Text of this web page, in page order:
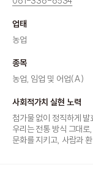
업태
농업
종목
농업, 임업 및 어업(A)
사회적가치 실현 노력
첨가물 없이 정직하게
우리는 전통 방식 그대
문화를 지키고, 사람과